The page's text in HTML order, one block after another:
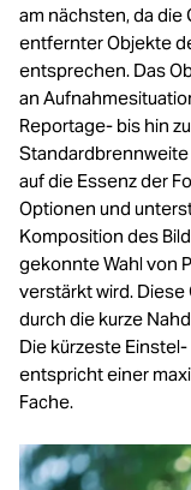
am nächsten, da
entfernter Objekte
entsprechen. Das
an
Reportage- bis hin
auf die Essenz der
Optionen und
Komposition des
gekonnte Wahl von
verstärkt wird.
durch die kurze
Die kürzeste
entspricht einer
Fache.